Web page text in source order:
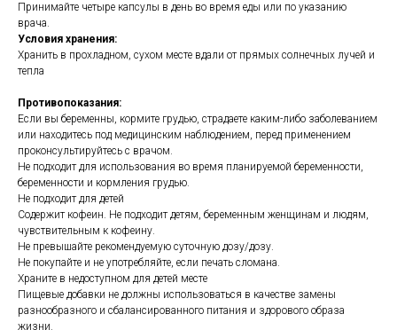
Принимайте четыре капсулы в день во время еды или по указанию
врача.
Условия хранения:
Хранить в прохладном, сухом месте вдали от прямых солнечных лучей и
тепла
Противопоказания:
Если вы беременны, кормите грудью, страдаете каким-либо заболеванием
или находитесь под медицинским наблюдением, перед применением
проконсультируйтесь с врачом.
Не подходит для использования во время планируемой беременности,
беременности и кормления грудью.
Не подходит для детей
Содержит кофеин. Не подходит детям, беременным женщинам и людям,
чувствительным к кофеину.
Не превышайте рекомендуемую суточную дозу/дозу.
Не покупайте и не употребляйте, если печать сломана.
Храните в недоступном для детей месте
Пищевые добавки не должны использоваться в качестве замены
разнообразного и сбалансированного питания и здорового образа
жизни.